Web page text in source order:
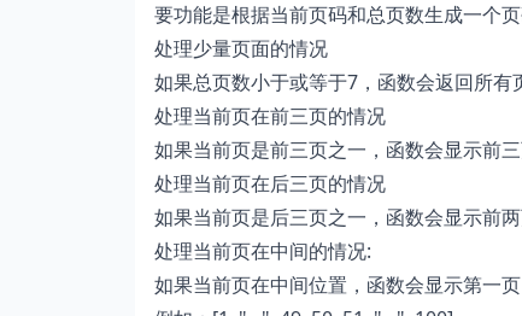
要功能是根据当前页码和总页数生成一个
处理少量页面的情况
如果总页数小于或等于7，函数会返回所
处理当前页在前三页的情况
如果当前页是前三页之一，函数会显示前
处理当前页在后三页的情况
如果当前页是后三页之一，函数会显示前
处理当前页在中间的情况:
如果当前页在中间位置，函数会显示第一